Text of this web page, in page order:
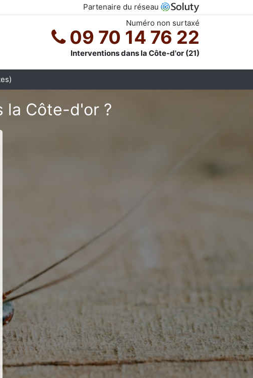
Partenaire du réseau
Numéro non surtaxé
09 70 14 76 22
Interventions dans la Côte-d'or (21)
la Côte-d'or ?